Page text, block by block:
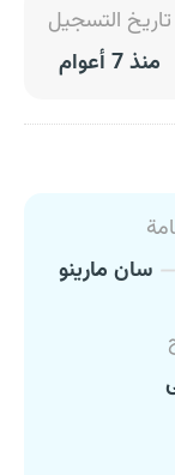
تاريخ التسجيل
منذ 7 أعوام
سان مارينو